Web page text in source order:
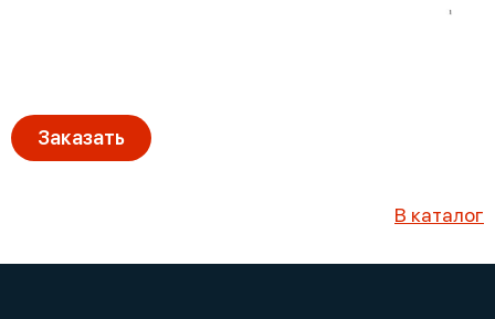
Заказать
В каталог